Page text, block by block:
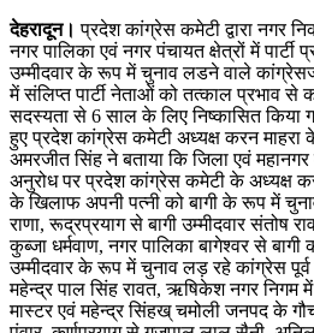
देहरादून। प्रदेश कांग्रेस कमेटी द्वारा नगर
नगर पालिका एवं नगर पंचायत क्षेत्रों में पार्टी
उम्मीदवार के रूप में चुनाव लडने वाले कांग्रेसजनों
में संलिप्त पार्टी नेताओं को तत्काल प्रभाव से
सदस्यता से 6 साल के लिए निष्कासित किया
हुए प्रदेश कांग्रेस कमेटी अध्यक्ष करन माहरा
अमरजीत सिंह ने बताया कि जिला एवं
अनुरोध पर प्रदेश कांग्रेस कमेटी के अध्यक्ष
के खिलाफ अपनी पत्नी को बागी के रूप में
राणा, रूद्रप्रयाग से बागी उम्मीदवार संतोष
कुब्जा धर्मवाण, नगर पालिका बागेश्वर से बागी
उम्मीदवार के रूप में चुनाव लड़ रहे कांग्रेस
महेन्द्र पाल सिंह रावत, ऋषिकेश नगर निगम में
मास्टर एवं महेन्द्र सिंहख् चमोली जनपद के